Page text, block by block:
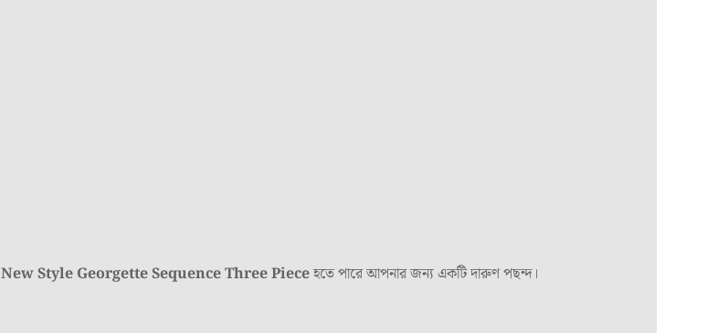
New Style Georgette Sequence Three Pieceহতে পারে আপনার জন্য একটি দারুণ পছন্দ।